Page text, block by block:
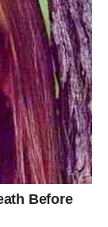
U ljubavi,
ili susret.